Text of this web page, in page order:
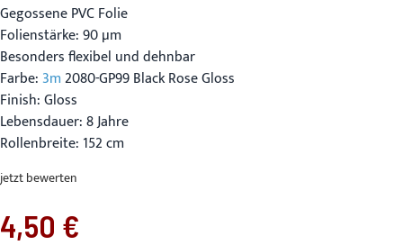
Gegossene PVC Folie
Folienstärke: 90 µm
Besonders flexibel und dehnbar
Farbe:3m2080-GP99 Black Rose Gloss
Finish: Gloss
Lebensdauer: 8 Jahre
Rollenbreite: 152 cm
jetzt bewerten
4,50 €